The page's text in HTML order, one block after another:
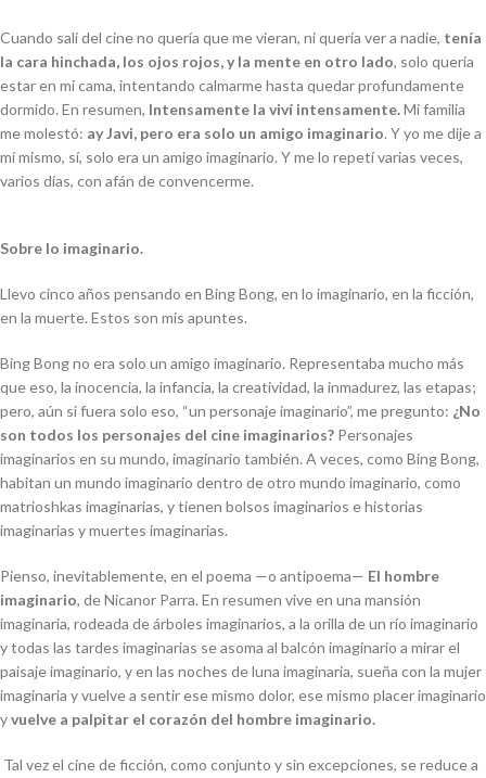
Cuando salí del cine no quería que me vieran, ni quería ver a nadie, tenía
la cara hinchada, los ojos rojos, y la mente en otro lado, solo quería
estar en mi cama, intentando calmarme hasta quedar profundamente
dormido. En resumen, Intensamente la viví intensamente.Mi familia
me molestó: ay Javi, pero era solo un amigo imaginario. Y yo me dije a
mí mismo, sí, solo era un amigo imaginario. Y me lo repetí varias veces,
varios días, con afán de convencerme.
Sobre lo imaginario.
Llevo cinco años pensando en Bing Bong, en lo imaginario, en la ficción,
en la muerte. Estos son mis apuntes.
Bing Bong no era solo un amigo imaginario. Representaba mucho más
que eso, la inocencia, la infancia, la creatividad, la inmadurez, las etapas;
pero, aún si fuera solo eso, “un personaje imaginario”, me pregunto: ¿No
son todos los personajes del cine imaginarios? Personajes
imaginarios en su mundo, imaginario también. A veces, como Bing Bong,
habitan un mundo imaginario dentro de otro mundo imaginario, como
matrioshkas imaginarias, y tienen bolsos imaginarios e historias
imaginarias y muertes imaginarias.
Pienso, inevitablemente, en el poema —o antipoema— El hombre
imaginario, de Nicanor Parra. En resumen vive en una mansión
imaginaria, rodeada de árboles imaginarios, a la orilla de un río imaginario
y todas las tardes imaginarias se asoma al balcón imaginario a mirar el
paisaje imaginario, y en las noches de luna imaginaria, sueña con la mujer
imaginaria y vuelve a sentir ese mismo dolor, ese mismo placer imaginario
yvuelve a palpitar el corazón del hombre imaginario.
Tal vez el cine de ficción, como conjunto y sin excepciones, se reduce a